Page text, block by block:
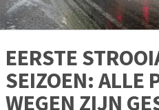
EERSTE
SEIZOEN: ALLE
WEGEN ZIJN